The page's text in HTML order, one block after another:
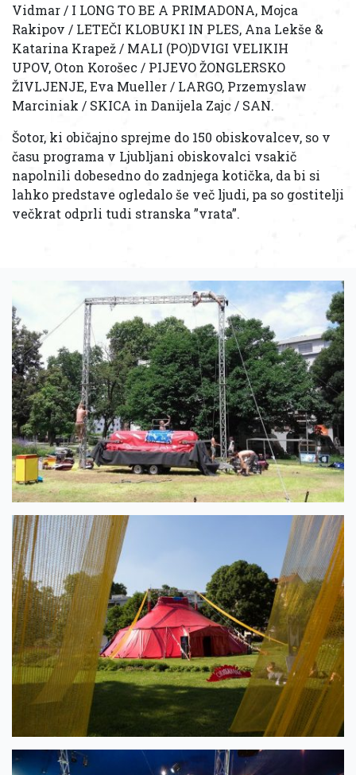
Vidmar / I LONG TO BE A PRIMADONA, Mojca
Rakipov / LETEČI KLOBUKI IN PLES, Ana Lekše &
Katarina Krapež / MALI (PO)DVIGI VELIKIH
UPOV, Oton Korošec / PIJEVO ŽONGLERSKO
ŽIVLJENJE, Eva Mueller / LARGO, Przemyslaw
Marciniak / SKICA in Danijela Zajc / SAN.
Šotor, ki običajno sprejme do 150 obiskovalcev, so v
času programa v Ljubljani obiskovalci vsakič
napolnili dobesedno do zadnjega kotička, da bi si
lahko predstave ogledalo še več ljudi, pa so gostitelji
večkrat odprli tudi stranska ”vrata”.